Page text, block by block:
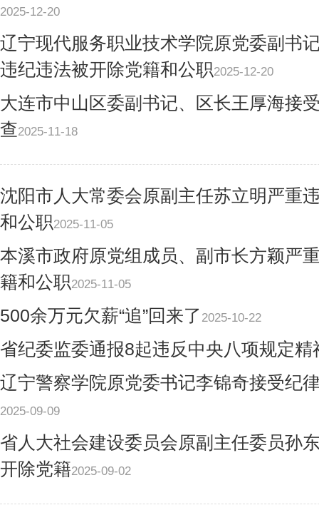
2025-12-20
辽宁现代服务职业技术学院原党委副书
违纪违法被开除党籍和公职2025-12-20
大连市中山区委副书记、区长王厚海接
查2025-11-18
沈阳市人大常委会原副主任苏立明严重
和公职2025-11-05
本溪市政府原党组成员、副市长方颖严
籍和公职2025-11-05
500余万元欠薪“追”回来了 2025-10-22
省纪委监委通报8起违反中央八项规定精
辽宁警察学院原党委书记李锦奇接受纪
2025-09-09
省人大社会建设委员会原副主任委员孙
开除党籍2025-09-02